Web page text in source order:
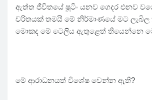
ඇත්ත ජීවිතයේ ෂූටිං යනව ගෙදර එනව
චරිතයක් තමයි මේ නිර්මාණයේ මට
මොකද මේ ටෙලිය ඇතුළෙත් තියෙන්නෙ
මේ ආරාධනයත් විශේෂ වෙන්න ඇති?